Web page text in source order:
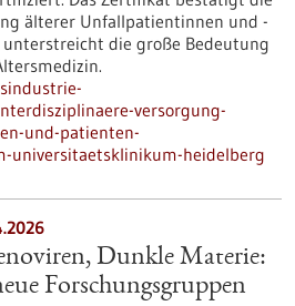
älterer Unfallpatientinnen und -
die große Bedeutung
versorgung-
und-patienten-
universitaetsklinikum-heidelberg
Dunkle Materie:
Forschungsgruppen